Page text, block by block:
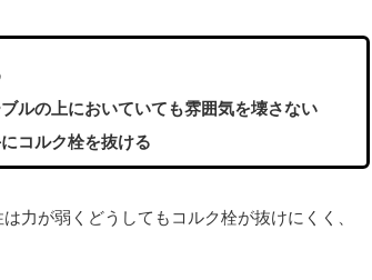
ルの上においていても雰囲気を壊さない
コルク栓を抜ける
力が弱くどうしてもコルク栓が抜けにくく、